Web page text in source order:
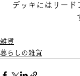
デッキにはリード
雑貨
暮らしの雑貨